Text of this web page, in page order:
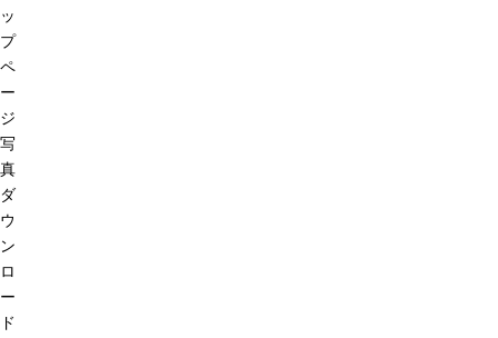
ッ
プ
ペ
ー
ジ
写
真
ダ
ウ
ン
ロ
ー
ド